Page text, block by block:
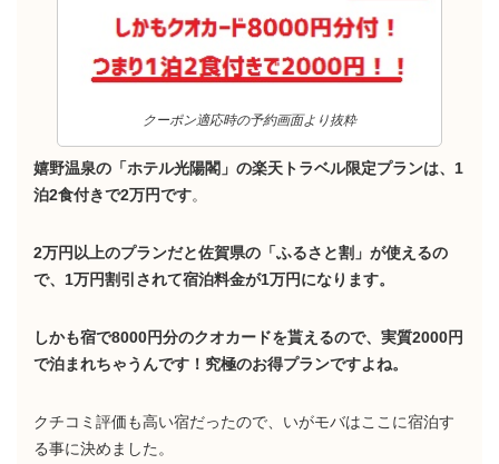
クーポン適応時の予約画面より抜粋
嬉野温泉の「ホテル光陽閣」の楽天トラベル限定プランは、1
泊2食付きで2万円です。
2万円以上のプランだと佐賀県の「ふるさと割」が使えるの
で、1万円割引されて宿泊料金が1万円になります。
しかも宿で8000円分のクオカードを貰えるので、実質2000円
で泊まれちゃうんです！究極のお得プランですよね。
クチコミ評価も高い宿だったので、いがモバはここに宿泊す
る事に決めました。